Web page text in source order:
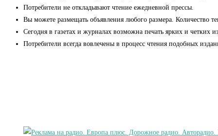
Потребители не откладывают чтение ежедневной прессы.
Вы можете размещать объявления любого размера. Количество
Сегодня в газетах и журналах возможна печать ярких и четких
Потребители всегда вовлечены в процесс чтения подобных